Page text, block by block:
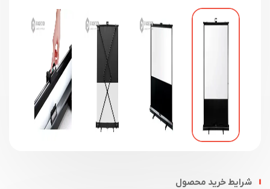
شرایط خرید محصول